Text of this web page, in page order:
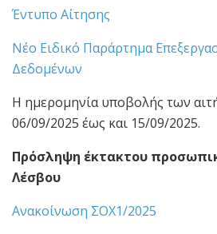
Έντυπο Αίτησης
Νέο Ειδικό Παράρτημα
Δεδομένων
Η ημερομηνία υποβολής των
06/09/2025 έως και 15/09/2025.
Πρόσληψη έκτακτου
Λέσβου
Ανακοίνωση ΣΟΧ1/2025